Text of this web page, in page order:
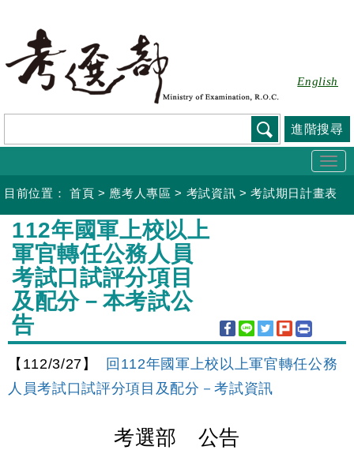
要
容
English
進階搜尋
目前位置： 首頁 > 應考人專區 > 考試資訊 >考試期日計畫表
:::
112年國軍上校以上
軍官轉任公務人員
考試口試評分項目
及配分－本考試公
告
【112/3/27】
回112年國軍上校以上軍官轉任公務
人員考試口試評分項目及配分－考試資訊
考選部 公告